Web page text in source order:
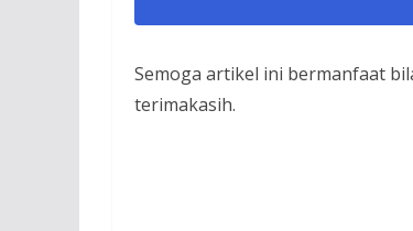
Semoga artikel ini bermanfaat
terimakasih.